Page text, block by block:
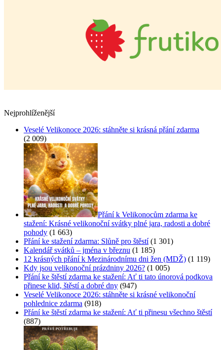
Nejprohlíženější
Veselé Velikonoce 2026: stáhněte si krásná přání zdarma
(2 009)
Přání k Velikonocům zdarma ke
stažení: Krásné velikonoční svátky plné jara, radosti a dobré
pohody (1 663)
Přání ke stažení zdarma: Slůně pro štěstí (1 301)
Kalendář svátků – jména v březnu (1 185)
12 krásných přání k Mezinárodnímu dni žen (MDŽ) (1 119)
Kdy jsou velikonoční prázdniny 2026? (1 005)
Přání ke štěstí zdarma ke stažení: Ať ti tato únorová podkova
přinese klid, štěstí a dobré dny (947)
Veselé Velikonoce 2026: stáhněte si krásné velikonoční
pohlednice zdarma (918)
Přání ke štěstí zdarma ke stažení: Ať ti přinesu všechno štěstí
(887)